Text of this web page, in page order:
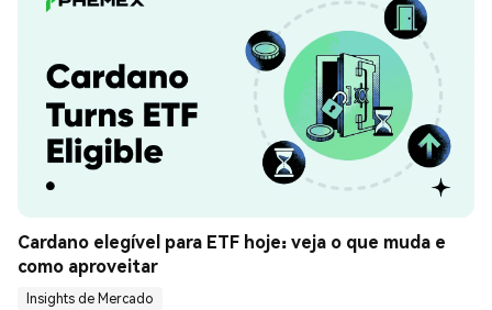
Cardano elegível para ETF hoje: veja o que muda e
como aproveitar
Insights de Mercado